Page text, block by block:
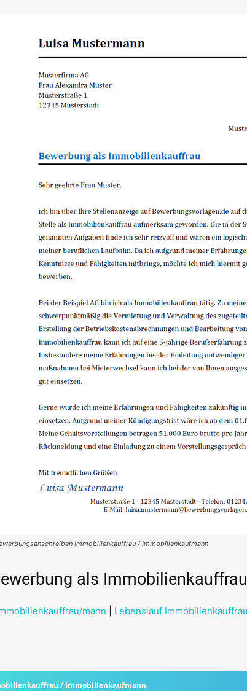
Immobilienkauffrau / Immobilienkaufmann
als
mann Lebenslauf
/ Immobilienkaufmann